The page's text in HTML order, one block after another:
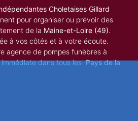
Choletaises Gillard
pour organiser ou prévoir des
de la Maine-et-Loire (49).
à vos côtés et à votre écoute.
agence de pompes funèbres à
dans tous lesPays de la